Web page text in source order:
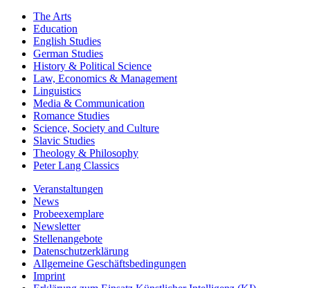
The Arts
Education
English Studies
German Studies
History & Political Science
Law, Economics & Management
Linguistics
Media & Communication
Romance Studies
Science, Society and Culture
Slavic Studies
Theology & Philosophy
Peter Lang Classics
Veranstaltungen
News
Probeexemplare
Newsletter
Stellenangebote
Datenschutzerklärung
Allgemeine Geschäftsbedingungen
Imprint